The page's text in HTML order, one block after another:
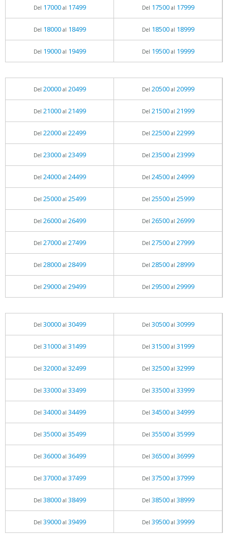
Del 17000al 17499 Del 17500al 17999
Del 18000al 18499 Del 18500al 18999
Del 19000al 19499 Del 19500al 19999
Del 20000al 20499 Del 20500al 20999
Del 21000al 21499 Del 21500al 21999
Del 22000al 22499 Del 22500al 22999
Del 23000al 23499 Del 23500al 23999
Del 24000al 24499 Del 24500al 24999
Del 25000al 25499 Del 25500al 25999
Del 26000al 26499 Del 26500al 26999
Del 27000al 27499 Del 27500al 27999
Del 28000al 28499 Del 28500al 28999
Del 29000al 29499 Del 29500al 29999
Del 30000al 30499 Del 30500al 30999
Del 31000al 31499 Del 31500al 31999
Del 32000al 32499 Del 32500al 32999
Del 33000al 33499 Del 33500al 33999
Del 34000al 34499 Del 34500al 34999
Del 35000al 35499 Del 35500al 35999
Del 36000al 36499 Del 36500al 36999
Del 37000al 37499 Del 37500al 37999
Del 38000al 38499 Del 38500al 38999
Del 39000al 39499 Del 39500al 39999